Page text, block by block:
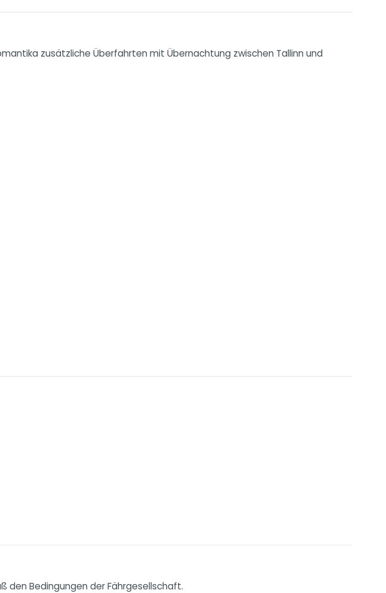
zusätzliche Überfahrten mit Übernachtung zwischen Tallinn und
den Bedingungen der Fährgesellschaft.